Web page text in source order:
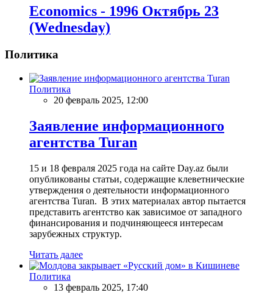
Economics - 1996 Октябрь 23
(Wednesday)
Политика
Политика
20 февраль 2025, 12:00
Заявление информационного
агентства Turan
15 и 18 февраля 2025 года на сайте Day.az были
опубликованы статьи, содержащие клеветнические
утверждения о деятельности информационного
агентства Turan. В этих материалах автор пытается
представить агентство как зависимое от западного
финансирования и подчиняющееся интересам
зарубежных структур.
Читать далее
Политика
13 февраль 2025, 17:40